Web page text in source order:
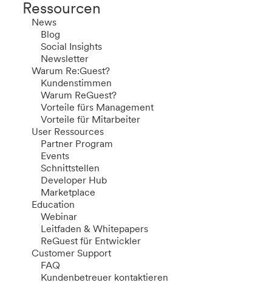
Ressourcen
News
Blog
Social Insights
Newsletter
Warum Re:Guest?
Kundenstimmen
Warum ReGuest?
Vorteile fürs Management
Vorteile für Mitarbeiter
User Ressources
Partner Program
Events
Schnittstellen
Developer Hub
Marketplace
Education
Webinar
Leitfaden & Whitepapers
ReGuest für Entwickler
Customer Support
FAQ
Kundenbetreuer kontaktieren